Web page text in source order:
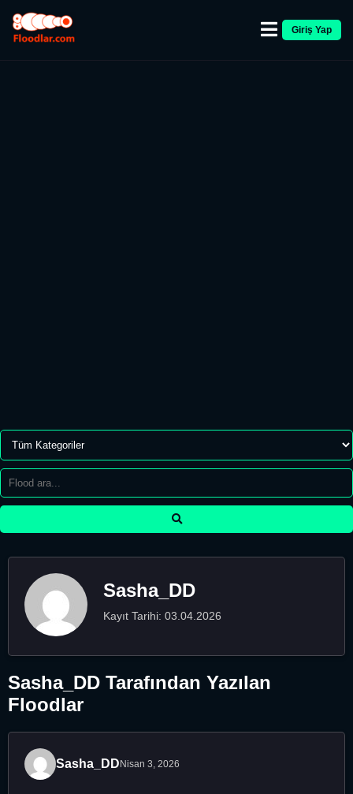
Giriş Yap
Sasha_DD
Kayıt Tarihi: 03.04.2026
Sasha_DD Tarafından Yazılan
Floodlar
Sasha_DD Nisan 3, 2026